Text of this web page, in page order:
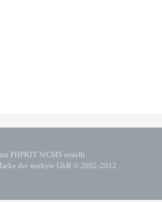
PHPKIT WCMS erstellt
der mxbyte GbR © 2002-2012